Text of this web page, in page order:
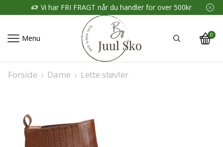
Vi har FRI FRAGT når du handler for over 500kr
Menu 0
Forside Dame Lette støvler